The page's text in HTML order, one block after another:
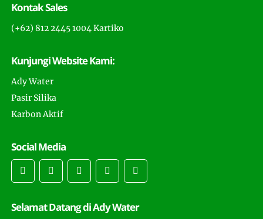
Kontak Sales
(+62) 812 2445 1004 Kartiko
Kunjungi Website Kami:
Ady Water
Pasir Silika
Karbon Aktif
Social Media
Selamat Datang di Ady Water